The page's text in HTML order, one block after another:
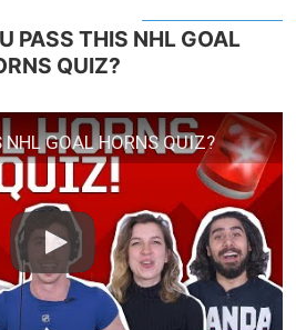
PASS THIS NHL GOAL
QUIZ?
GOAL HORNS QUIZ?